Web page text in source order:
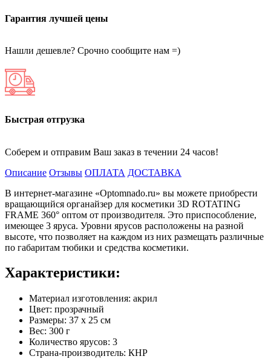
Гарантия лучшей цены
Нашли дешевле? Срочно сообщите нам =)
Быстрая отгрузка
Соберем и отправим Ваш заказ в течении 24 часов!
Описание Отзывы ОПЛАТА ДОСТАВКА
В интернет-магазине «Optomnado.ru» вы можете приобрести
вращающийся органайзер для косметики 3D ROTATING
FRAME 360° оптом от производителя. Это приспособление,
имеющее 3 яруса. Уровни ярусов расположены на разной
высоте, что позволяет на каждом из них размещать различные
по габаритам тюбики и средства косметики.
Характеристики:
Материал изготовления: акрил
Цвет: прозрачный
Размеры: 37 х 25 см
Вес: 300 г
Количество ярусов: 3
Страна-производитель: КНР